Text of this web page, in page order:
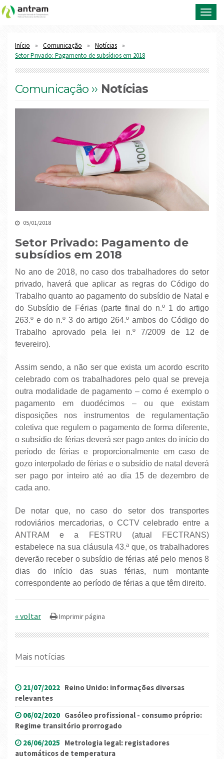
Início Comunicação
Notícias
Setor Privado: Pagamento de subsídios em 2018
Comunicação ›› Notícias
05/01/2018
Setor Privado: Pagamento de
subsídios em 2018
No ano de 2018, no caso dos trabalhadores do setor
privado, haverá que aplicar as regras do Código do
Trabalho quanto ao pagamento do subsídio de Natal e
do Subsídio de Férias (parte final do n.º 1 do artigo
263.º e do n.º 3 do artigo 264.º ambos do Código do
Trabalho aprovado pela lei n.º 7/2009 de 12 de
fevereiro).
Assim sendo, a não ser que exista um acordo escrito
celebrado com os trabalhadores pelo qual se preveja
outra modalidade de pagamento – como é exemplo o
pagamento em duodécimos – ou que existam
disposições nos instrumentos de regulamentação
coletiva que regulem o pagamento de forma diferente,
o subsídio de férias deverá ser pago antes do início do
período de férias e proporcionalmente em caso de
gozo interpolado de férias e o subsídio de natal deverá
ser pago por inteiro até ao dia 15 de dezembro de
cada ano.
De notar que, no caso do setor dos transportes
rodoviários mercadorias, o CCTV celebrado entre a
ANTRAM e a FESTRU (atual FECTRANS)
estabelece na sua cláusula 43.ª que, os trabalhadores
deverão receber o subsídio de férias até pelo menos 8
dias do início das suas férias, num montante
correspondente ao período de férias a que têm direito.
« voltar
Mais notícias
21/07/2022 Reino Unido: informações diversas
relevantes
06/02/2020 Gasóleo profissional - consumo próprio:
Regime transitório prorrogado
26/06/2025 Metrologia legal: registadores
automáticos de temperatura